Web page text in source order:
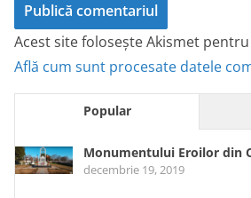
Acest site folosește Akismet
Află cum sunt procesate datele
Popular
Monumentului Eroilor din
decembrie 19, 2019